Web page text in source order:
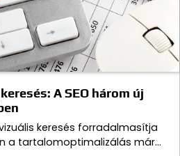
A SEO három új
keresés forradalmasítja
a tartalomoptimalizálás már…